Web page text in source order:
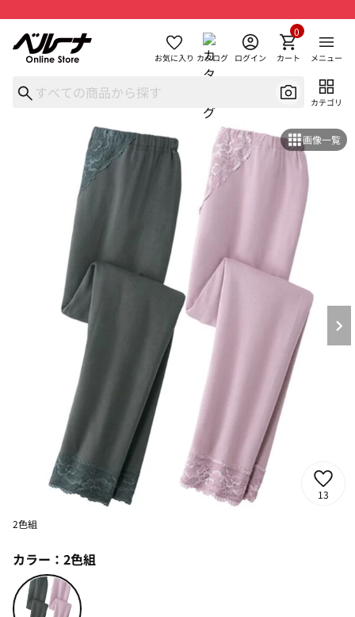
お気に入り カタログ ログイン カート
0
メニュー
カテゴリ
画像一覧
13
2色組
カラー： 2色組